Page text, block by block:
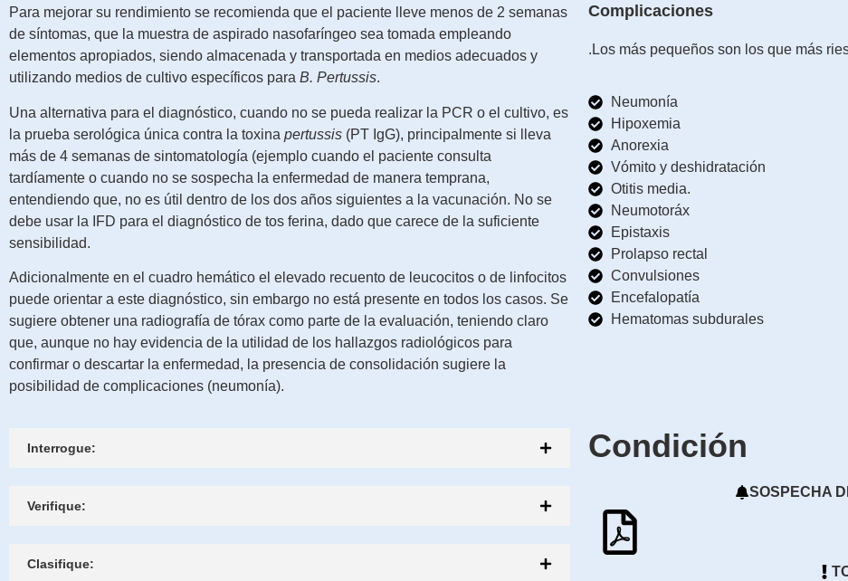
Para mejorar su rendimiento se recomienda que el paciente lleve menos de 2 semanas
de síntomas, que la muestra de aspirado nasofaríngeo sea tomada empleando
elementos apropiados, siendo almacenada y transportada en medios adecuados y
utilizando medios de cultivo específicos para B. Pertussis.
Una alternativa para el diagnóstico, cuando no se pueda realizar la PCR o el cultivo, es
la prueba serológica única contra la toxina pertussis (PT IgG), principalmente si lleva
más de 4 semanas de sintomatología (ejemplo cuando el paciente consulta
tardíamente o cuando no se sospecha la enfermedad de manera temprana,
entendiendo que, no es útil dentro de los dos años siguientes a la vacunación. No se
debe usar la IFD para el diagnóstico de tos ferina, dado que carece de la suficiente
sensibilidad.
Adicionalmente en el cuadro hemático el elevado recuento de leucocitos o de linfocitos
puede orientar a este diagnóstico, sin embargo no está presente en todos los casos. Se
sugiere obtener una radiografía de tórax como parte de la evaluación, teniendo claro
que, aunque no hay evidencia de la utilidad de los hallazgos radiológicos para
confirmar o descartar la enfermedad, la presencia de consolidación sugiere la
posibilidad de complicaciones (neumonía).
Complicaciones
.Los más pequeños son los que más
Neumonía
Hipoxemia
Anorexia
Vómito y deshidratación
Otitis media.
Neumotoráx
Epistaxis
Prolapso rectal
Convulsiones
Encefalopatía
Hematomas subdurales
Interrogue:
Verifique:
Clasifique:
Condición
SOSPECHA